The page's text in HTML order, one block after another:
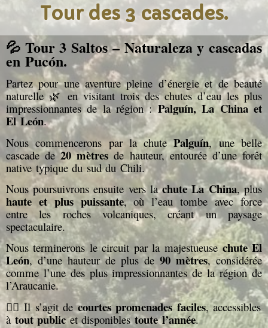
Tour des 3 cascades.
💦 Tour 3 Saltos – Naturaleza y cascadas
en Pucón.
Partez pour une aventure pleine d’énergie et de beauté
naturelle 🌿 en visitant trois des chutes d’eau les plus
impressionnantes de la région :Palguín, La China et
El León.
Nous commencerons par la chutePalguín, une belle
cascade de20 mètres de hauteur, entourée d’une forêt
native typique du sud du Chili.
Nous poursuivrons ensuite vers lachute La China, plus
haute et plus puissante, où l’eau tombe avec force
entre les roches volcaniques, créant un paysage
spectaculaire.
Nous terminerons le circuit par la majestueusechute El
León, d’une hauteur de plus de 90 mètres, considérée
comme l’une des plus impressionnantes de la région de
l’Araucanie.
🚶‍♀️ Il s’agit decourtes promenades faciles, accessibles
àtout publicet disponiblestoute l’année.